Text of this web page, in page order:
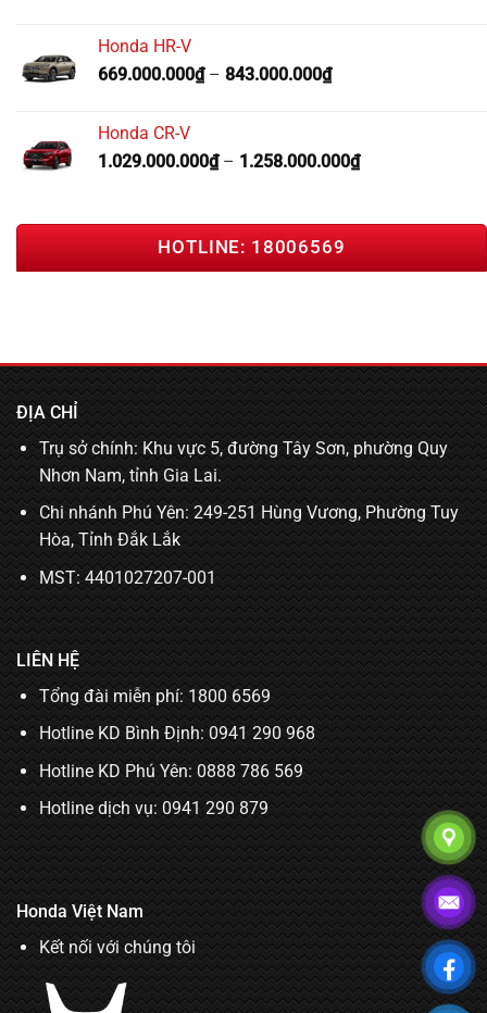
Honda HR-V
669.000.000₫– 843.000.000₫
Honda CR-V
1.029.000.000₫– 1.258.000.000₫
HOTLINE: 18006569
ĐỊA CHỈ
Trụ sở chính: Khu vực 5, đường Tây Sơn, phường Quy
Nhơn Nam, tỉnh Gia Lai.
Chi nhánh Phú Yên: 249-251 Hùng Vương, Phường Tuy
Hòa, Tỉnh Đắk Lắk
MST: 4401027207-001
LIÊN HỆ
Tổng đài miễn phí: 1800 6569
Hotline KD Bình Định:0941 290 968
Hotline KD Phú Yên:0888 786 569
Hotline dịch vụ: 0941 290 879
Honda Việt Nam
Kết nối với chúng tôi